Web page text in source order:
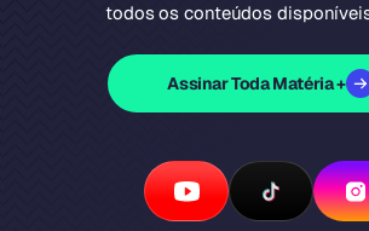
todos os conteúdos
Assinar Toda Matéria +